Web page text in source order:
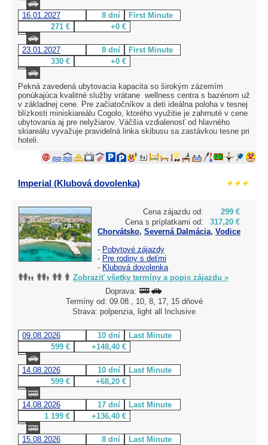
16.01.2027 8 dní
First Minute
271 €
+0 €
23.01.2027 8 dní
First Minute
330 €
+0 €
Pekná zavedená ubytovacia kapacita so širokým zázemím
ponúkajúca kvalitné služby vrátane wellness centra s bazénom už
v základnej cene. Pre začiatočníkov a deti ideálna poloha v tesnej
blízkosti miniskiareálu Cogolo, ktorého využitie je zahrnuté v cene
ubytovania aj pre nelyžiarov. Väčšia vzdialenosť od hlavného
skiareálu vyvažuje pravidelná linka skibusu sa zastávkou tesne pri
hoteli.
Imperial (Klubová dovolenka)
Cena zájazdu od:
299 €
Cena s príplatkami od:
317,20 €
Chorvátsko, Severná Dalmácia, Vodice
- Pobytové zájazdy
- Pre rodiny s deťmi
- Klubová dovolenka
Zobraziť všetky termíny a popis zájazdu »
Doprava:
Termíny od: 09.08., 10, 8, 17, 15 dňové
Strava: polpenzia, light all Inclusive
09.08.2026 10 dní
Last Minute
599 €
+148,40 €
14.08.2026 10 dní
Last Minute
599 €
+68,20 €
14.08.2026 17 dní
Last Minute
1 199 €
+136,40 €
15.08.2026 8 dní
Last Minute